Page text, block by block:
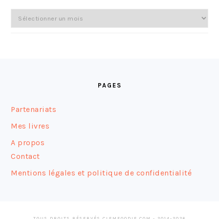
Archives
PAGES
Partenariats
Mes livres
A propos
Contact
Mentions légales et politique de confidentialité